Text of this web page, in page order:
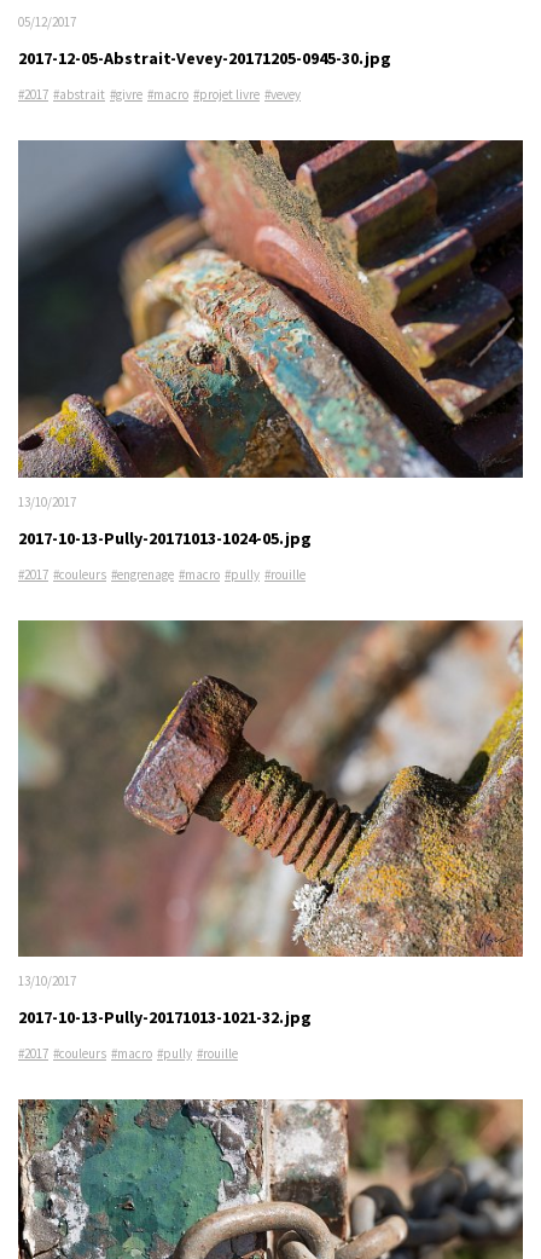
05/12/2017
2017-12-05-Abstrait-Vevey-20171205-0945-30.jpg
#2017 #abstrait #givre #macro #projet livre #vevey
13/10/2017
2017-10-13-Pully-20171013-1024-05.jpg
#2017 #couleurs #engrenage #macro #pully #rouille
13/10/2017
2017-10-13-Pully-20171013-1021-32.jpg
#2017 #couleurs #macro #pully #rouille